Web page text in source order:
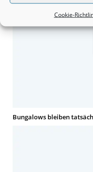
Cookie-
Bungalows bleiben